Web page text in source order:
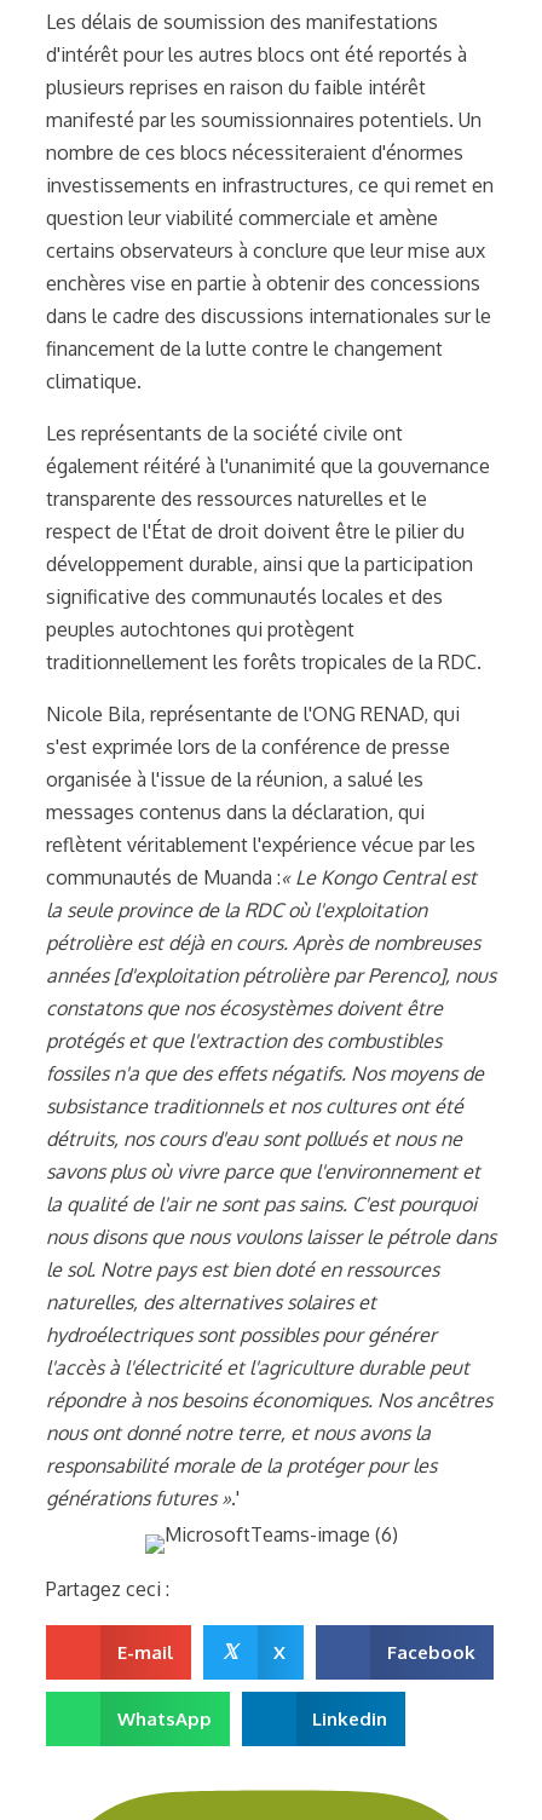
Les délais de soumission des manifestations
d'intérêt pour les autres blocs ont été reportés à
plusieurs reprises en raison du faible intérêt
manifesté par les soumissionnaires potentiels. Un
nombre de ces blocs nécessiteraient d'énormes
investissements en infrastructures, ce qui remet en
question leur viabilité commerciale et amène
certains observateurs à conclure que leur mise aux
enchères vise en partie à obtenir des concessions
dans le cadre des discussions internationales sur le
financement de la lutte contre le changement
climatique.
Les représentants de la société civile ont
également réitéré à l'unanimité que la gouvernance
transparente des ressources naturelles et le
respect de l'État de droit doivent être le pilier du
développement durable, ainsi que la participation
significative des communautés locales et des
peuples autochtones qui protègent
traditionnellement les forêts tropicales de la RDC.
Nicole Bila, représentante de l'ONG RENAD, qui
s'est exprimée lors de la conférence de presse
organisée à l'issue de la réunion, a salué les
messages contenus dans la déclaration, qui
reflètent véritablement l'expérience vécue par les
communautés de Muanda :« Le Kongo Central est
la seule province de la RDC où l'exploitation
pétrolière est déjà en cours. Après de nombreuses
années [d'exploitation pétrolière par Perenco], nous
constatons que nos écosystèmes doivent être
protégés et que l'extraction des combustibles
fossiles n'a que des effets négatifs. Nos moyens de
subsistance traditionnels et nos cultures ont été
détruits, nos cours d'eau sont pollués et nous ne
savons plus où vivre parce que l'environnement et
la qualité de l'air ne sont pas sains. C'est pourquoi
nous disons que nous voulons laisser le pétrole dans
le sol. Notre pays est bien doté en ressources
naturelles, des alternatives solaires et
hydroélectriques sont possibles pour générer
l'accès à l'électricité et l'agriculture durable peut
répondre à nos besoins économiques. Nos ancêtres
nous ont donné notre terre, et nous avons la
responsabilité morale de la protéger pour les
générations futures ».'
Partagez ceci :
E-mail 𝕏 X Facebook
WhatsApp Linkedin